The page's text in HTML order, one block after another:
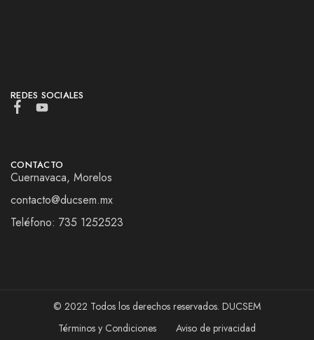
REDES SOCIALES
CONTACTO
Cuernavaca, Morelos
contacto@ducsem.mx
Teléfono: 735 1252523
© 2022 Todos los derechos reservados. DUCSEM
Términos y Condiciones
Aviso de privacidad